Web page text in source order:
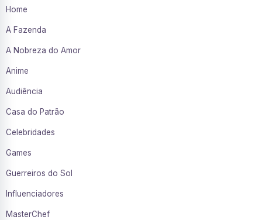
Home
A Fazenda
A Nobreza do Amor
Anime
Audiência
Casa do Patrão
Celebridades
Games
Guerreiros do Sol
Influenciadores
MasterChef